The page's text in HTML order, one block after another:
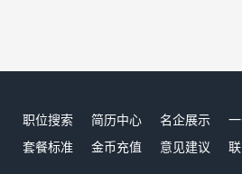
职位搜索 简历中心 名企展示
套餐标准
金币充值 意见建议 联